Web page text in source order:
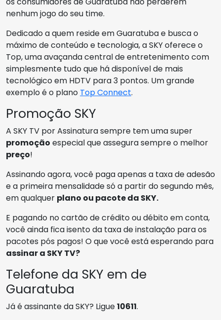
nenhum jogo do seu time.
Dedicado a quem reside em Guaratuba e busca o
máximo de conteúdo e tecnologia, a SKY oferece o
Top, uma avaçanda central de entretenimento com
simplesmente tudo que há disponível de mais
tecnológico em HDTV para 3 pontos. Um grande
exemplo é o plano Top Connect.
Promoção SKY
A SKY TV por Assinatura sempre tem uma super
promoção especial que assegura sempre o melhor
preço!
Assinando agora, você paga apenas a taxa de adesão
e a primeira mensalidade só a partir do segundo mês,
em qualquer plano ou pacote da SKY.
E pagando no cartão de crédito ou débito em conta,
você ainda fica isento da taxa de instalação para os
pacotes pós pagos! O que você está esperando para
assinar a SKY TV?
Telefone da SKY em de
Guaratuba
Já é assinante da SKY? Ligue10611.